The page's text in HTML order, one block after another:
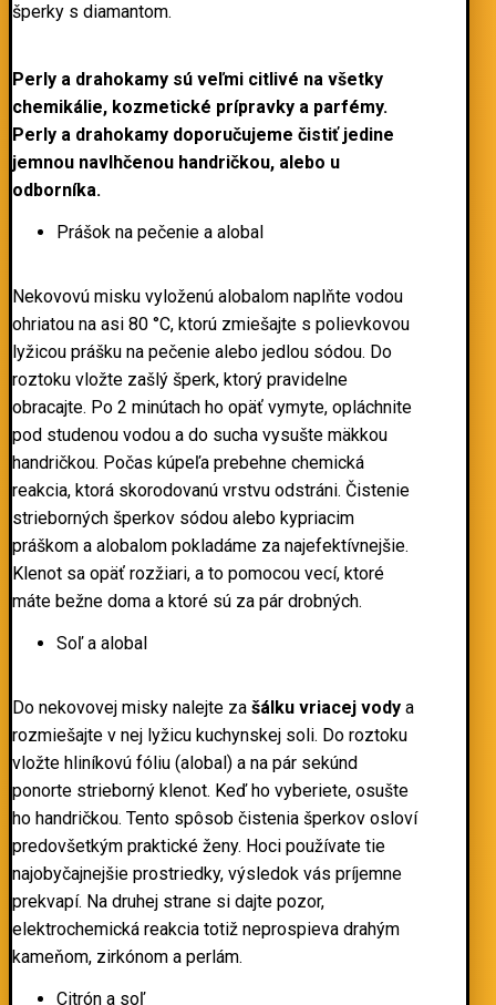
šperky s diamantom.
Perly a drahokamy sú veľmi citlivé na všetky
chemikálie, kozmetické prípravky a parfémy.
Perly a drahokamy doporučujeme čistiť jedine
jemnou navlhčenou handričkou, alebo u
odborníka.
Prášok na pečenie a alobal
Nekovovú misku vyloženú alobalom naplňte vodou
ohriatou na asi 80 °C, ktorú zmiešajte s polievkovou
lyžicou prášku na pečenie alebo jedlou sódou. Do
roztoku vložte zašlý šperk, ktorý pravidelne
obracajte. Po 2 minútach ho opäť vymyte, opláchnite
pod studenou vodou a do sucha vysušte mäkkou
handričkou. Počas kúpeľa prebehne chemická
reakcia, ktorá skorodovanú vrstvu odstráni. Čistenie
strieborných šperkov sódou alebo kypriacim
práškom a alobalom pokladáme za najefektívnejšie.
Klenot sa opäť rozžiari, a to pomocou vecí, ktoré
máte bežne doma a ktoré sú za pár drobných.
Soľ a alobal
Do nekovovej misky nalejte za šálku vriacej vody a
rozmiešajte v nej lyžicu kuchynskej soli. Do roztoku
vložte hliníkovú fóliu (alobal) a na pár sekúnd
ponorte strieborný klenot. Keď ho vyberiete, osušte
ho handričkou. Tento spôsob čistenia šperkov osloví
predovšetkým praktické ženy. Hoci používate tie
najobyčajnejšie prostriedky, výsledok vás príjemne
prekvapí. Na druhej strane si dajte pozor,
elektrochemická reakcia totiž neprospieva drahým
kameňom, zirkónom a perlám.
Citrón a soľ